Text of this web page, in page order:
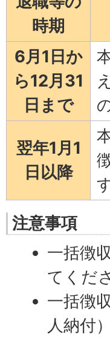
時期
6月1日か
ら12月31
日まで
翌年1月1
日以降
注意事項
一括徴
てくだ
一括徴
人納付